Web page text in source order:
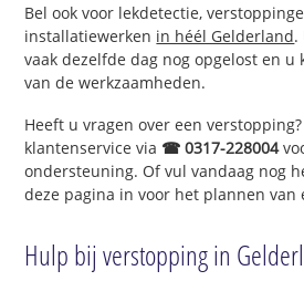
Bel ook voor lekdetectie,
installatiewerken in héél Gelderland.
vaak dezelfde dag nog opgelost en u
van de werkzaamheden.
Heeft u vragen over een
klantenservice via ☎ 0317-228004
ondersteuning. Of vul vandaag nog
deze pagina in voor het plannen van
Hulp bij verstopping in